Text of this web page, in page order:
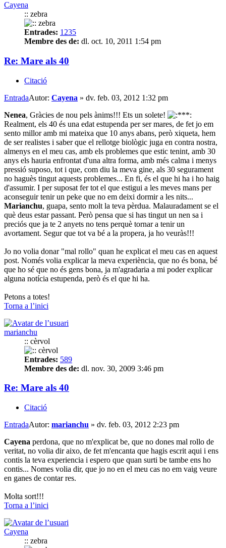
Cayena
:: zebra
Entrades: 1235
Membre des de: dl. oct. 10, 2011 1:54 pm
Re: Mare als 40
Citació
EntradaAutor: Cayena » dv. feb. 03, 2012 1:32 pm
Nenea, Gràcies de nou pels ànims!!! Ets un solete!
Realment, els 40 és una edat estupenda per ser mares, de fet jo em
sento millor amb mi mateixa que 10 anys abans, però xiqueta, hem
de ser realistes i saber que el rellotge biològic juga en contra nostra,
almenys en el meu cas, amb els problemes que estic tenint, amb 30
anys els hauria enfrontat d'una altra forma, amb més calma i menys
pressió suposo, tot i que, com diu la meva gine, als 30 segurament
no haguès tingut aquests problemes... En fi, és el que hi ha i ho haig
d'assumir. I per suposat fer tot el que estigui a les meves mans per
aconseguir tenir un peke que no em deixi dormir a les nits...
Marianchu, guapa, sento molt la teva pèrdua. Malauradament se el
què deus estar passant. Però pensa que si has tingut un nen sa i
preciós que ja te 2 anyets no tens perquè tornar a tenir un
avortament. Segur que tot va bé a la propera, ja ho veuràs!!!
Jo no volia donar "mal rollo" quan he explicat el meu cas en aquest
post. Només volia explicar la meva experiència, que no és bona, bé
que ho sé que no és gens bona, ja m'agradaria a mi poder explicar
alguna notícia estupenda, però és el que hi ha.
Petons a totes!
Torna a l’inici
marianchu
:: cèrvol
Entrades: 589
Membre des de: dl. nov. 30, 2009 3:46 pm
Re: Mare als 40
Citació
EntradaAutor: marianchu » dv. feb. 03, 2012 2:23 pm
Cayena perdona, que no m'explicat be, que no dones mal rollo de
veritat, no volia dir aixo, de fet m'encanta que hagis escrit aqui i ens
contis la teva experiencia i espero que quan surti be tambe ens ho
contis... Nomes volia dir, que jo no en el meu cas no em vaig veure
en ganes de contar res.
Molta sort!!!
Torna a l’inici
Cayena
:: zebra